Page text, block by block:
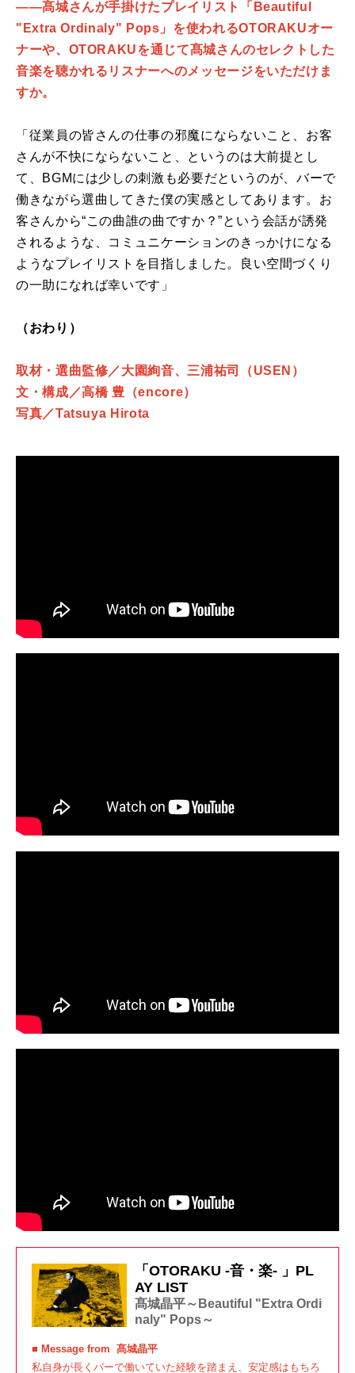
――髙城さんが手掛けたプレイリスト「Beautiful
"Extra Ordinaly" Pops」を使われるOTORAKUオー
ナーや、OTORAKUを通じて髙城さんのセレクトした
音楽を聴かれるリスナーへのメッセージをいただけま
すか。
「従業員の皆さんの仕事の邪魔にならないこと、お客
さんが不快にならないこと、というのは大前提とし
て、BGMには少しの刺激も必要だというのが、バーで
働きながら選曲してきた僕の実感としてあります。お
客さんから“この曲誰の曲ですか？”という会話が誘発
されるような、コミュニケーションのきっかけになる
ようなプレイリストを目指しました。良い空間づくり
の一助になれば幸いです」
（おわり）
取材・選曲監修／大園絢音、三浦祐司（USEN）
文・構成／高橋 豊（encore）
写真／Tatsuya Hirota
「OTORAKU -音・楽- 」PL
AY LIST
髙城晶平～Beautiful "Extra Ordi
naly" Pops～
■ Message from 髙城晶平
私自身が長くバーで働いていた経験を踏まえ、安定感はもちろ